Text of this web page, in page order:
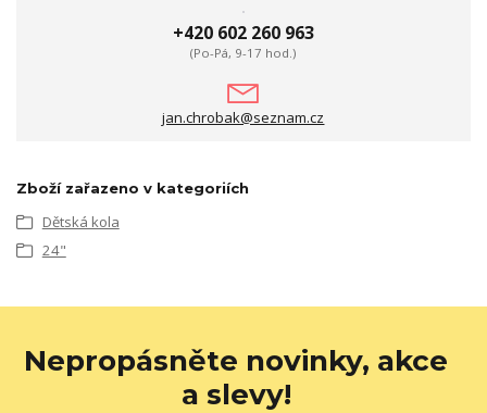
+420 602 260 963
(Po-Pá, 9-17 hod.)
jan.chrobak@seznam.cz
Zboží zařazeno v kategoriích
Dětská kola
24"
Nepropásněte novinky, akce
a slevy!